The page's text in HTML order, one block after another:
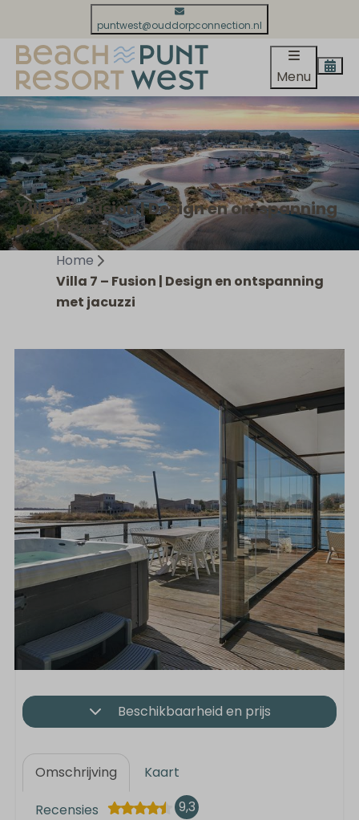
puntwest@ouddorpconnection.nl
Menu
Villa 7 – Fusion | Design en ontspanning
met jacuzzi
Home
Villa 7 – Fusion | Design en ontspanning
met jacuzzi
Beschikbaarheid en prijs
Omschrijving Kaart
Recensies 9,3